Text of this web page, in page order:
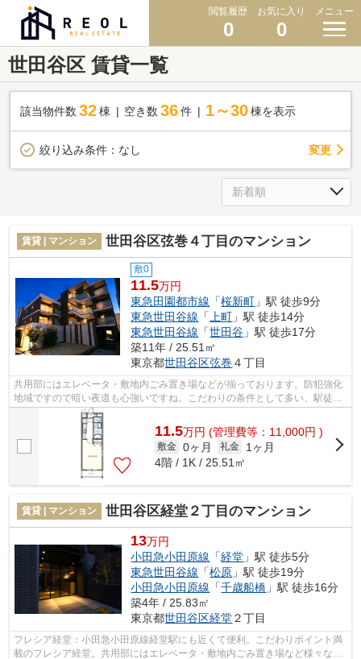
閲覧履歴
0
お気に入り
0
メニュー
世田谷区 賃貸一覧
該当物件数 32棟 空き数 36 件 1～30 棟を表示
絞り込み条件： なし 変更
賃貸 | マンション 世田谷区弦巻４丁目のマンション
敷0
11.5万円
東急田園都市線 「桜新町 」駅 徒歩9分
東急世田谷線 「上町 」駅 徒歩14分
東急世田谷線 「世田谷 」駅 徒歩17分
築11年 / 25.51㎡
東京都世田谷区弦巻 ４丁目
共用部にはエレベータ・敷地内ごみ置き場などが揃っております。防犯強化
地域ですので暗い夜道も心強いですね。こだわりの条件として多い、駅徒歩
9分の物件です。近くに2駅ある、アク...
11.5万円 (管理費等：11,000円 )
敷金 0ヶ月 礼金
1ヶ月
4階 / 1K / 25.51㎡
賃貸 | マンション 世田谷区経堂２丁目のマンション
13万円
小田急小田原線 「経堂 」駅 徒歩5分
東急世田谷線 「松原 」駅 徒歩19分
小田急小田原線 「千歳船橋 」駅 徒歩16分
築4年 / 25.83㎡
東京都世田谷区経堂２丁目
フレシア経堂：小田急小田原線経堂駅にも近くて便利。こだわりポイント満
載のフレシア経堂。共用部にはエレベータ・敷地内ごみ置き場など様々な設